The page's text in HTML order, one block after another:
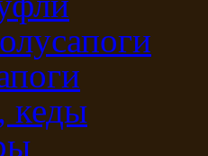
кеды